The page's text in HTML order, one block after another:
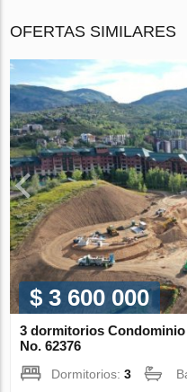
OFERTAS SIMILARES
$ 3 600 000
3 dormitorios
No. 62376
Dormitorios:3